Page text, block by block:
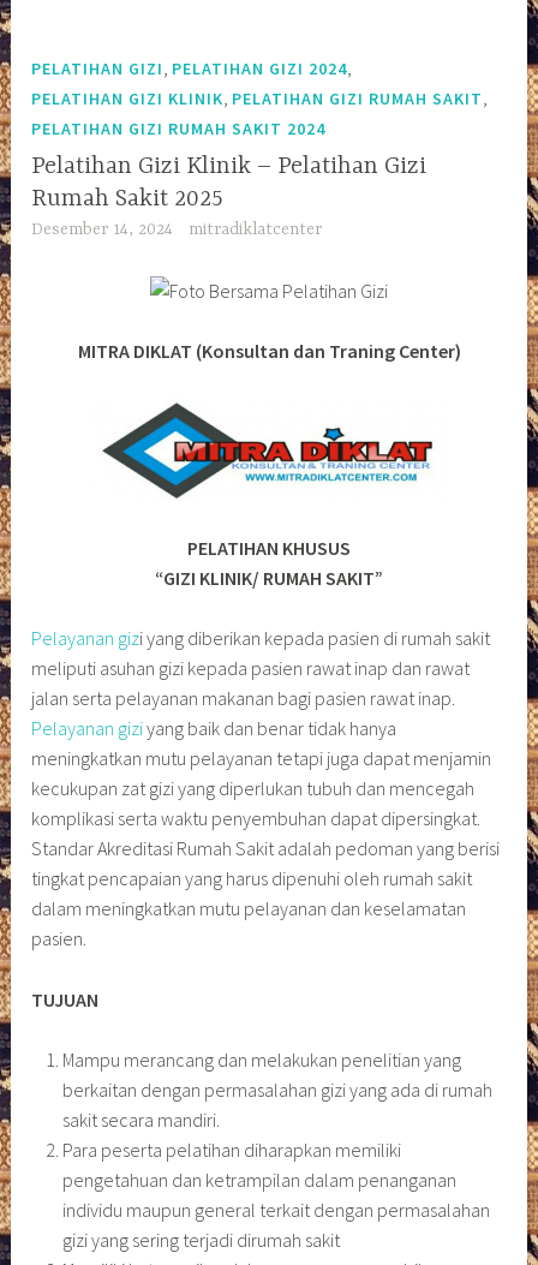
PELATIHAN GIZI PELATIHAN GIZI 2024
PELATIHAN GIZI KLINIK PELATIHAN GIZI RUMAH SAKIT
PELATIHAN GIZI RUMAH SAKIT 2024
Pelatihan Gizi Klinik – Pelatihan Gizi
Rumah Sakit 2025
Desember 14, 2024 mitradiklatcenter
MITRA DIKLAT (Konsultan dan Traning Center)
PELATIHAN KHUSUS
“GIZI KLINIK/ RUMAH SAKIT”
Pelayanan gizi yang diberikan kepada pasien di rumah sakit
meliputi asuhan gizi kepada pasien rawat inap dan rawat
jalan serta pelayanan makanan bagi pasien rawat inap.
Pelayanan giziyang baik dan benar tidak hanya
meningkatkan mutu pelayanan tetapi juga dapat menjamin
kecukupan zat gizi yang diperlukan tubuh dan mencegah
komplikasi serta waktu penyembuhan dapat dipersingkat.
Standar Akreditasi Rumah Sakit adalah pedoman yang berisi
tingkat pencapaian yang harus dipenuhi oleh rumah sakit
dalam meningkatkan mutu pelayanan dan keselamatan
pasien.
TUJUAN
Mampu merancang dan melakukan penelitian yang
berkaitan dengan permasalahan gizi yang ada di rumah
sakit secara mandiri.
Para peserta pelatihan diharapkan memiliki
pengetahuan dan ketrampilan dalam penanganan
individu maupun general terkait dengan permasalahan
gizi yang sering terjadi dirumah sakit